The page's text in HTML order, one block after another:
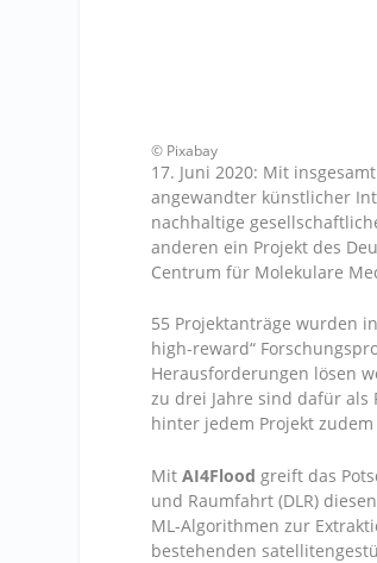
© Pixabay
17. Juni 2020: Mit
angewandter künstlicher
nachhaltige
anderen ein Projekt des
Centrum für Molekulare
55 Projektanträge wurden
high-reward“
Herausforderungen lösen
zu drei Jahre sind dafür als
hinter jedem Projekt
MitAI4Flood greift das
und Raumfahrt (DLR)
ML-Algorithmen zur
bestehenden